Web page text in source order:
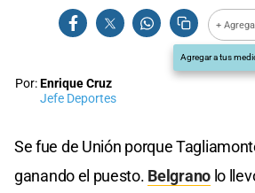
+
Agregar a tus
Por:Enrique Cruz
Jefe Deportes
Se fue de Unión porque
ganando el puesto. Belgranolo